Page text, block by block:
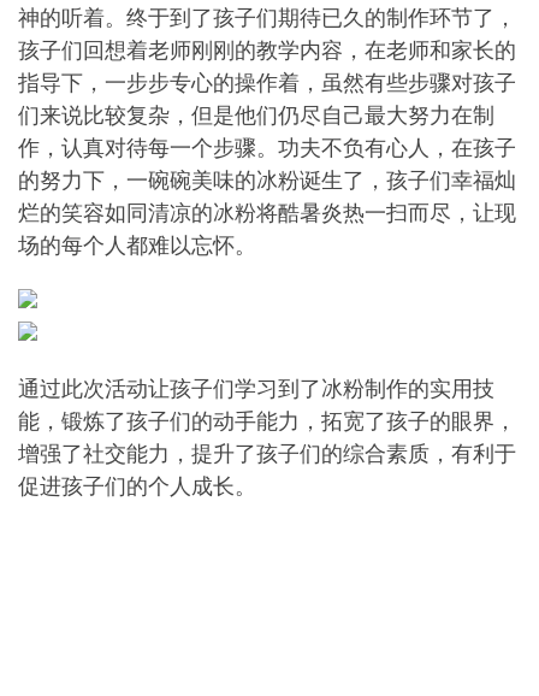
神的听着。终于到了孩子们期待已久的制作环节了，
孩子们回想着老师刚刚的教学内容，在老师和家长的
指导下，一步步专心的操作着，虽然有些步骤对孩子
们来说比较复杂，但是他们仍尽自己最大努力在制
作，认真对待每一个步骤。功夫不负有心人，在孩子
的努力下，一碗碗美味的冰粉诞生了，孩子们幸福灿
烂的笑容如同清凉的冰粉将酷暑炎热一扫而尽，让现
场的每个人都难以忘怀。
通过此次活动让孩子们学习到了冰粉制作的实用技
能，锻炼了孩子们的动手能力，拓宽了孩子的眼界，
增强了社交能力，提升了孩子们的综合素质，有利于
促进孩子们的个人成长。